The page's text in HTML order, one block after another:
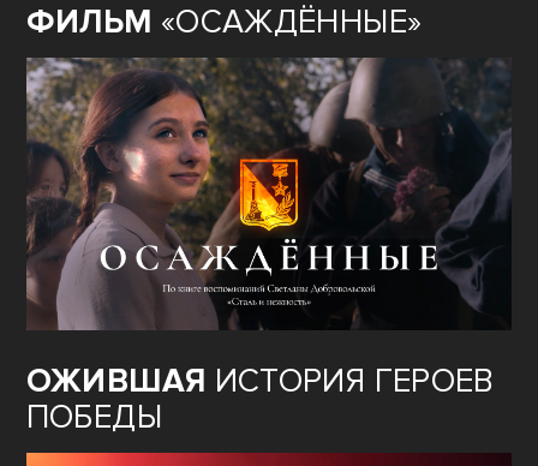
ФИЛЬМ «ОСАЖДЁННЫЕ»
ОЖИВШАЯ ИСТОРИЯ ГЕРОЕВ
ПОБЕДЫ